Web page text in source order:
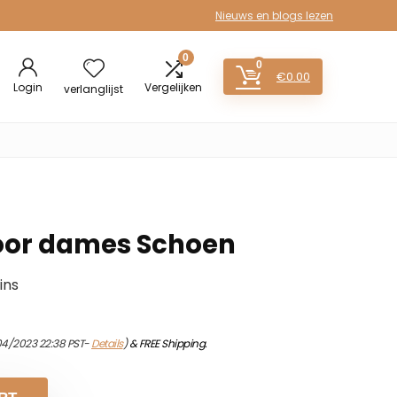
Nieuws en blogs lezen
Login verlanglijst
0
Vergelijken
0
€0.00
dames Schoen
2023 22:38 PST-Details)&FREE Shipping.